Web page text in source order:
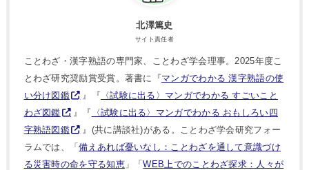
北澤篤史
サイト責任者
ことわざ・漢字熟語の専門家、ことわざ学会理事。2025年度こ
とわざ研究奨励賞受賞。著書に『マンガでわかる 漢字熟語の使
い分け図鑑
』『 〈試験に出る〉マンガでわかる すごいこと
わざ図鑑
』『
〈試験に出る〉マンガでわかる おもしろい四
字熟語図鑑
』(共に講談社)がある。ことわざ学会研究フォー
ラムでは、「備えあれば憂いなし：ことわざを通して意識づけ
る災害時の命を守る知恵」「WEB上でのことわざ探求：人々が